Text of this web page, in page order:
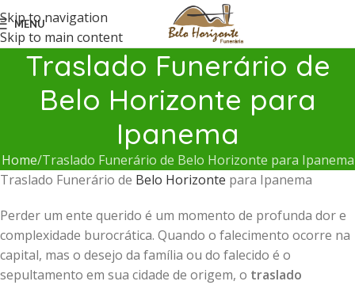
Skip to navigation
Skip to main content
MENU
Traslado Funerário de
Belo Horizonte para
Ipanema
Home Traslado Funerário de Belo Horizonte para Ipanema
Traslado Funerário de Belo Horizonte para Ipanema
Perder um ente querido é um momento de profunda dor e
complexidade burocrática. Quando o falecimento ocorre na
capital, mas o desejo da família ou do falecido é o
sepultamento em sua cidade de origem, o traslado